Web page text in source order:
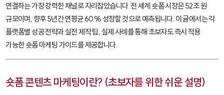
연결하는 가장 강력한 채널로 자리잡았습니다. 전 세계 숏폼 시장은 52조 원
규모이며, 향후 5년간 연평균 60% 성장할 것으로 예측됩니다. 이 글에서는 각
플랫폼별 성공 전략과 실전 제작 팁, 실제 사례를 통해 초보자도 즉시 적용
가능한 숏폼 마케팅 가이드를 제공합니다.
숏폼 콘텐츠 마케팅이란? (초보자를 위한 쉬운 설명)